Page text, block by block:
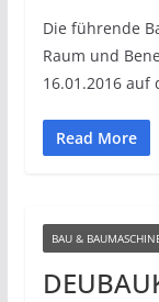
Die führende
Raum und
16.01.2016 auf
Read More
BAU &